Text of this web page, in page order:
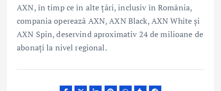
AXN, în timp ce în alte țări, inclusiv în România,
compania operează AXN, AXN Black, AXN White și
AXN Spin, deservind aproximativ 24 de milioane de
abonați la nivel regional.